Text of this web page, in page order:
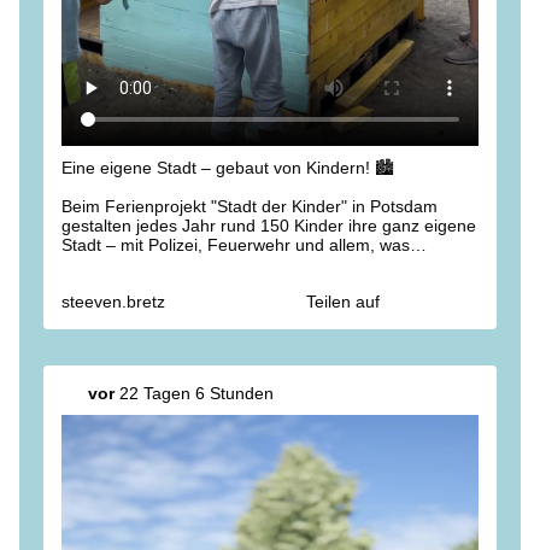
Eine eigene Stadt – gebaut von Kindern! 🏙️
Beim Ferienprojekt "Stadt der Kinder" in Potsdam
gestalten jedes Jahr rund 150 Kinder ihre ganz eigene
Stadt – mit Polizei, Feuerwehr und allem, was
Es ist beeindruckend zu sehen, wie viel Kreativität,
Dank an alle, die dieses besondere Ferienangebot
steeven.bretz Teilen auf
vor22 Tagen 6 Stunden